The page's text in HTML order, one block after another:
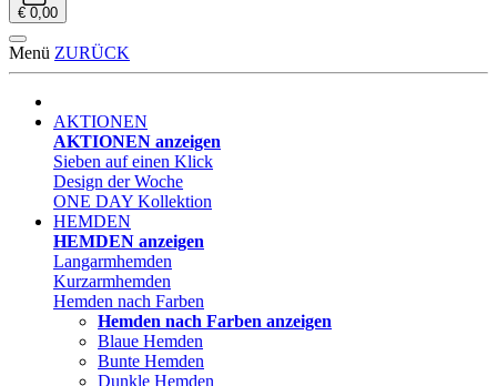
€ 0,00
Menü ZURÜCK
AKTIONEN
AKTIONEN anzeigen
Sieben auf einen Klick
Design der Woche
ONE DAY Kollektion
HEMDEN
HEMDEN anzeigen
Langarmhemden
Kurzarmhemden
Hemden nach Farben
Hemden nach Farben anzeigen
Blaue Hemden
Bunte Hemden
Dunkle Hemden